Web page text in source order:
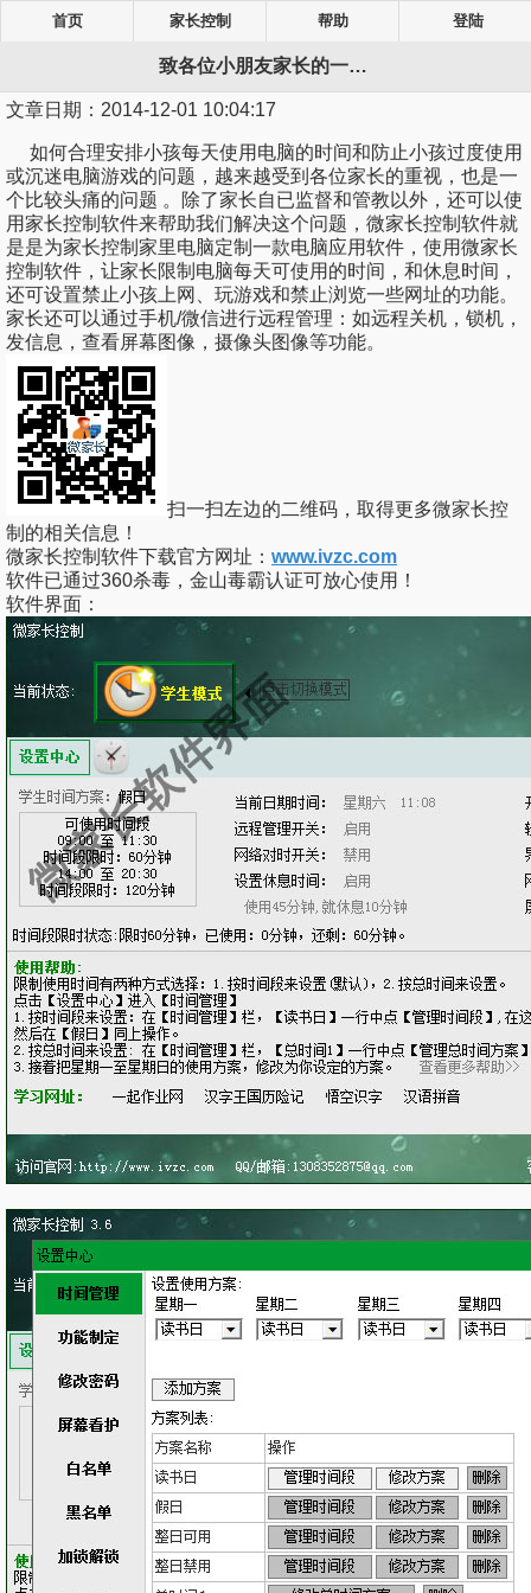
首页 家长控制 帮助 登陆
致各位小朋友家长的一封信!
文章日期： 2014-12-01 10:04:17
如何合理安排小孩每天使用电脑的时间和防止小孩过度使用
或沉迷电脑游戏的问题，越来越受到各位家长的重视，也是一
个比较头痛的问题 。除了家长自已监督和管教以外，还可以使
用家长控制软件来帮助我们解决这个问题，微家长控制软件就
是是为家长控制家里电脑定制一款电脑应用软件，使用微家长
控制软件，让家长限制电脑每天可使用的时间，和休息时间，
还可设置禁止小孩上网、玩游戏和禁止浏览一些网址的功能。
家长还可以通过手机/微信进行远程管理：如远程关机，锁机，
发信息，查看屏幕图像，摄像头图像等功能。
扫一扫左边的二维码，取得更多微家长控
制的相关信息！
微家长控制软件下载官方网址： www.ivzc.com
软件已通过360杀毒，金山毒霸认证可放心使用！
软件界面：